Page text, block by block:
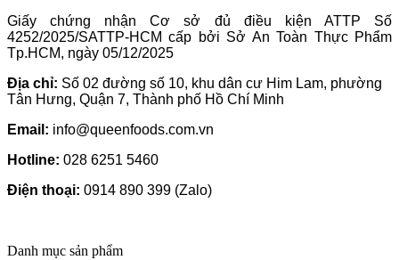
Giấy chứng nhận Cơ sở đủ điều kiện ATTP Số
4252/2025/SATTP-HCM cấp bởi Sở An Toàn Thực Phẩm
Tp.HCM, ngày 05/12/2025
Địa chỉ: Số 02 đường số 10, khu dân cư Him Lam, phường
Tân Hưng, Quận 7, Thành phố Hồ Chí Minh
Email: info@queenfoods.com.vn
Hotline: 028 6251 5460
Điện thoại: 0914 890 399 (Zalo)
Danh mục sản phẩm